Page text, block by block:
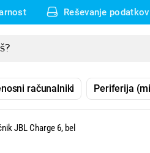
Reševanje podatkov
računalniki Periferija
JBL Charge 6, bel